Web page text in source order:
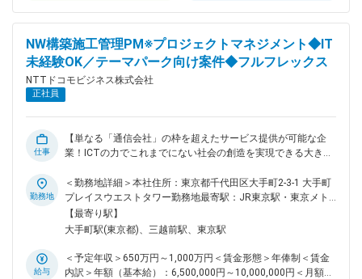
また、1つの物件でも数十億円規模となる非常に大規模なもの
となります。 デベロッパーやゼネコン、施工協力会社やメー
カーに至るまで、非常に多くのステークホルダーとパートナー
シップを組んで多岐に渡る経験を積むことが出来ます。 ■案件
事例 東京ミッドタウン八重洲にて、ビル内のさまざまなデー
ーズの途中段階から伴走します。本提案フェーズからは当部署
が主担当となり、実装フェーズ以降は、他事業部やパートナー
て携わり続けていただきます。 変更の範囲：会社の定める業
務
NW構築施工管理PM※プロジェクトマネジメント◆IT
未経験OK／テーマパーク向け案件◆フルフレックス
NTTドコモビジネス株式会社
正社員
仕事
【単なる「通信会社」の枠を超えたサービス提供が可能な企
業！ICTの力でこれまでにない社会の創造を実現できる大きな
数！】 ■業務概要： テーマパーク内の新アトラクションやエ
リア拡大における、高度なコンサルティングとシステム構築全
体の施工管理計画および、工程管理、品質管理、安全管理の実
施をお任せします。 ■業務詳細： アミューズメントテーマパ
連する建設会社、下請負会社との要件確認、工程調整 ・工事
全体の施工管理計画策定 ・お客様関連会社（ゼネコン、サブ
勤務地
＜勤務地詳細＞本社住所：東京都千代田区大手町2-3-1 大手町
プレイスウエストタワー勤務地最寄駅：JR東京駅・東京メト
ロ大手町駅受動喫煙対策：屋内全面禁煙変更の範囲：会社の定
める事業所（リモートワーク含む）
【最寄り駅】
大手町駅(東京都)、三越前駅、東京駅
給与
＜予定年収＞650万円～1,000万円＜賃金形態＞年俸制＜賃金
内訳＞年額（基本給）：6,500,000円～10,000,000円＜月額＞